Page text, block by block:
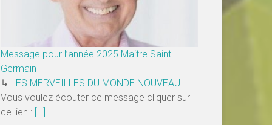
Message pour l’année 2025 Maitre Saint
Germain
↳ LES MERVEILLES DU MONDE NOUVEAU
Vous voulez écouter ce message cliquer sur
ce lien : […]